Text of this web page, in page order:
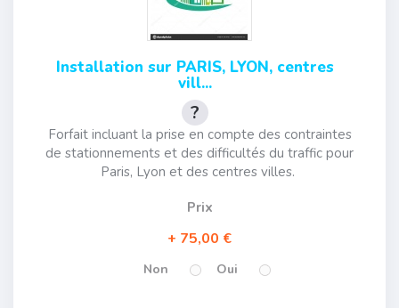
Installation sur PARIS, LYON, centres
vill...
Forfait incluant la prise en compte des contraintes
de stationnements et des difficultés du traffic pour
Paris, Lyon et des centres villes.
Prix
75,00 €
Non Oui